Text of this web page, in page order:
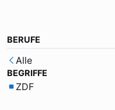
BERUFE
Alle
BEGRIFFE
ZDF